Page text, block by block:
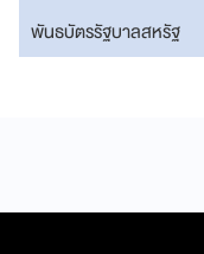
พันธบัตรรัฐบาลสหรัฐ